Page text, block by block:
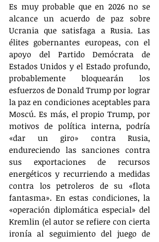
Es muy probable que en 2026 no se
alcance un acuerdo de paz sobre
Ucrania que satisfaga a Rusia. Las
élites gobernantes europeas, con el
apoyo del Partido Demócrata de
Estados Unidos y el Estado profundo,
probablemente bloquearán los
esfuerzos de Donald Trump por lograr
la paz en condiciones aceptables para
Moscú. Es más, el propio Trump, por
motivos de política interna, podría
«dar un giro» contra Rusia,
endureciendo las sanciones contra
sus exportaciones de recursos
energéticos y recurriendo a medidas
contra los petroleros de su «flota
fantasma». En estas condiciones, la
«operación diplomática especial» del
Kremlin (el autor se refiere con cierta
ironía al seguimiento del juego de